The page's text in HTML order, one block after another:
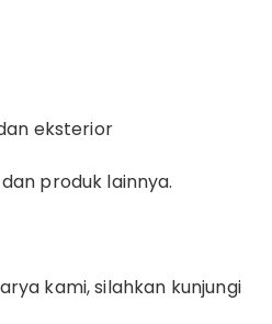
eksterior
produk lainnya.
kami, silahkan kunjungi